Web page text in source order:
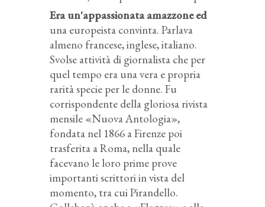
Era un'appassionata amazzone ed
una europeista convinta. Parlava
almeno francese, inglese, italiano.
Svolse attività di giornalista che per
quel tempo era una vera e propria
rarità specie per le donne. Fu
corrispondente della gloriosa rivista
mensile «Nuova Antologia»,
fondata nel 1866 a Firenze poi
trasferita a Roma, nella quale
facevano le loro prime prove
importanti scrittori in vista del
momento, tra cui Pirandello.